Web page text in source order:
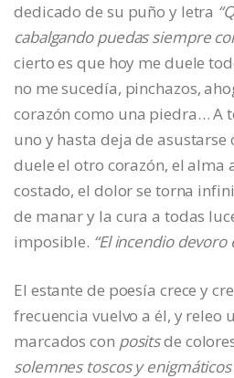
dedicado de su puño y letra
cabalgando puedas siempre
cierto es que hoy me duele
no me sucedía, pinchazos,
corazón como una piedra… A
uno y hasta deja de
duele el otro corazón, el alma
costado, el dolor se torna
de manar y la cura a todas
imposible. “El incendio devoro
El estante de poesía crece y
frecuencia vuelvo a él, y releo
marcados con positsde
solemnes toscos y enigmáticos